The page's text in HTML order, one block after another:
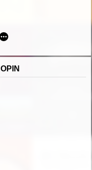
in archives